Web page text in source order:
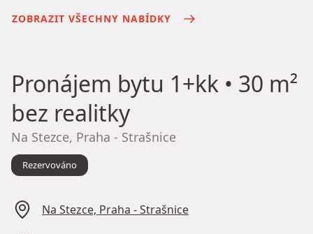
ZOBRAZIT VŠECHNY NABÍDKY
Pronájem bytu 1+kk • 30 m²
bez realitky
Na Stezce, Praha - Strašnice
Rezervováno
Na Stezce, Praha - Strašnice